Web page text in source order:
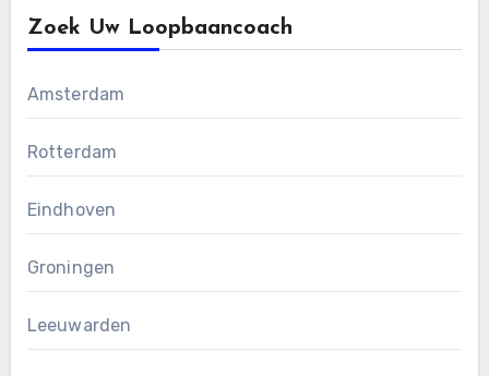
Zoek Uw Loopbaancoach
Amsterdam
Rotterdam
Eindhoven
Groningen
Leeuwarden